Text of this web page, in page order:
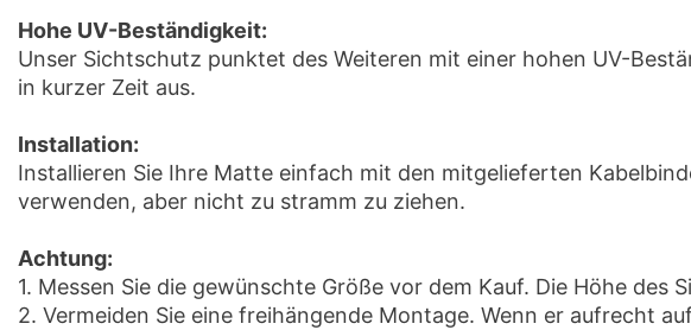
Hohe UV-Beständigkeit:
Unser Sichtschutz punktet des Weiteren mit einer hohen UV-
in kurzer Zeit aus.
Installation:
Installieren Sie Ihre Matte einfach mit den mitgelieferten
verwenden, aber nicht zu stramm zu ziehen.
Achtung:
1. Messen Sie die gewünschte Größe vor dem Kauf. Die Höhe
2. Vermeiden Sie eine freihängende Montage. Wenn er aufrecht